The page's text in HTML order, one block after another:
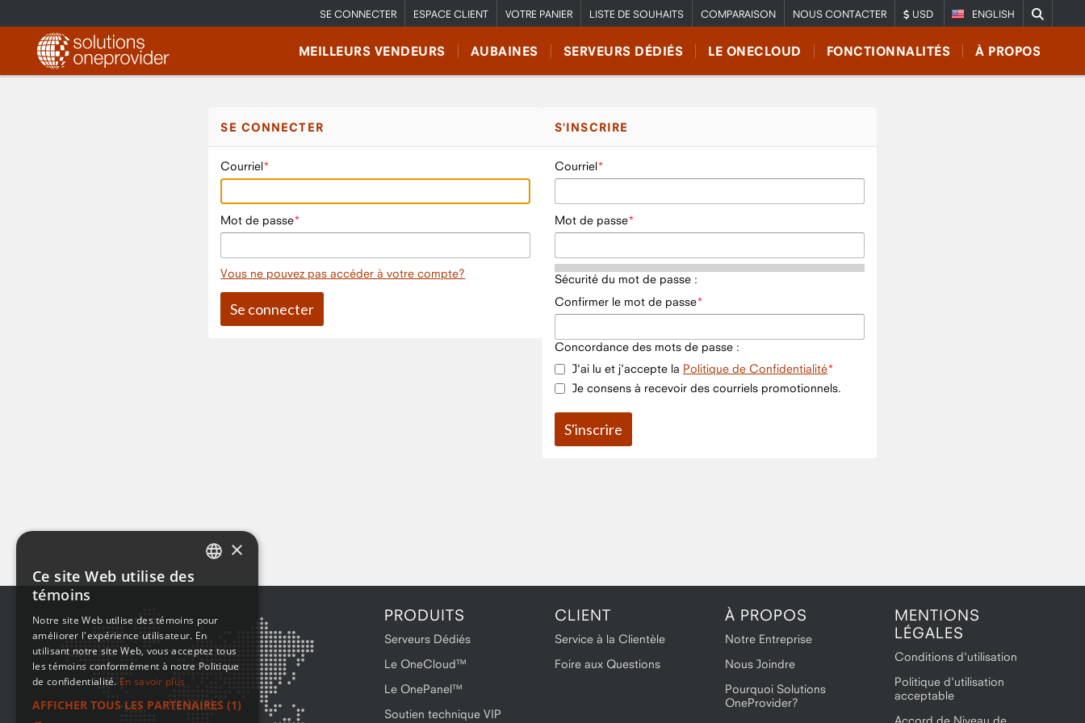
ENGLISH
SE CONNECTER ESPACE CLIENT VOTRE PANIER LISTE DE SOUHAITS COMPARAISON NOUS CONTACTER USD
MEILLEURS VENDEURS AUBAINES SERVEURS DÉDIÉS LE ONECLOUD FONCTIONNALITÉS À PROPOS
SE CONNECTER
Courriel
Mot de passe
Vous ne pouvez pas accéder à votre compte?
S'INSCRIRE
Courriel
Mot de passe
Sécurité du mot de passe :
Confirmer le mot de passe
Concordance des mots de passe :
J'ai lu et j'accepte la Politique de Confidentialité
Je consens à recevoir des courriels promotionnels.
PRODUITS
Serveurs Dédiés
Le OneCloud™
Le OnePanel™
Soutien technique VIP
CLIENT
Service à la Clientèle
Foire aux Questions
À PROPOS
Notre Entreprise
Nous Joindre
Pourquoi Solutions
OneProvider?
MENTIONS
LÉGALES
Conditions d'utilisation
Politique d'utilisation
acceptable
Accord de Niveau de
×
Ce site Web utilise des
témoins
Notre site Web utilise des témoins pour
améliorer l'expérience utilisateur. En
utilisant notre site Web, vous acceptez tous
les témoins conformément à notre Politique
de confidentialité. En savoir plus
AFFICHER TOUS LES PARTENAIRES (1)